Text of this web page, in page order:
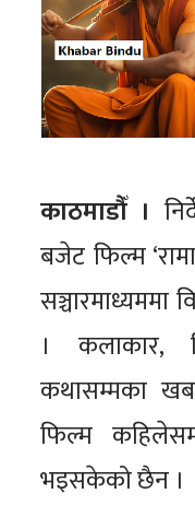
काठमाडौँ ।
बजेट फिल्म
। कलाकार,
कथासम्मका
फिल्म
भइसकेको छैन ।